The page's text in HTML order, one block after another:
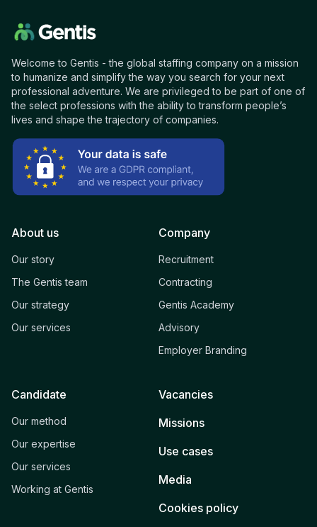
Welcome to Gentis - the global staffing company on a mission
to humanize and simplify the way you search for your next
professional adventure. We are privileged to be part of one of
the select professions with the ability to transform people’s
lives and shape the trajectory of companies.
About us
Our story
The Gentis team
Our strategy
Our services
Company
Recruitment
Contracting
Gentis Academy
Advisory
Employer Branding
Candidate
Our method
Our expertise
Our services
Working at Gentis
Vacancies
Missions
Use cases
Media
Cookies policy